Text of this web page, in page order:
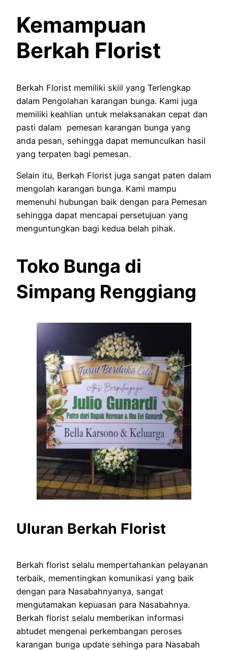
Kemampuan
Berkah Florist
Berkah Florist memiliki skiil yang Terlengkap
dalam Pengolahan karangan bunga. Kami juga
memiliki keahlian untuk melaksanakan cepat dan
pasti dalam pemesan karangan bunga yang
anda pesan, sehingga dapat memunculkan hasil
yang terpaten bagi pemesan.
Selain itu, Berkah Florist juga sangat paten dalam
mengolah karangan bunga. Kami mampu
memenuhi hubungan baik dengan para Pemesan
sehingga dapat mencapai persetujuan yang
menguntungkan bagi kedua belah pihak.
Toko Bunga di
Simpang Renggiang
Uluran Berkah Florist
Berkah florist selalu mempertahankan pelayanan
terbaik, mementingkan komunikasi yang baik
dengan para Nasabahnyanya, sangat
mengutamakan kepuasan para Nasabahnya.
Berkah florist selalu memberikan informasi
abtudet mengenai perkembangan peroses
karangan bunga update sehinga para Nasabah